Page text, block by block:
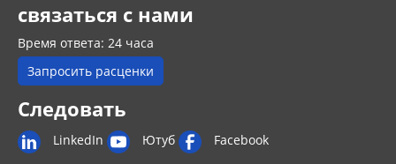
связаться с нами
Время ответа: 24 часа
Запросить расценки
Следовать
LinkedIn Ютуб Facebook